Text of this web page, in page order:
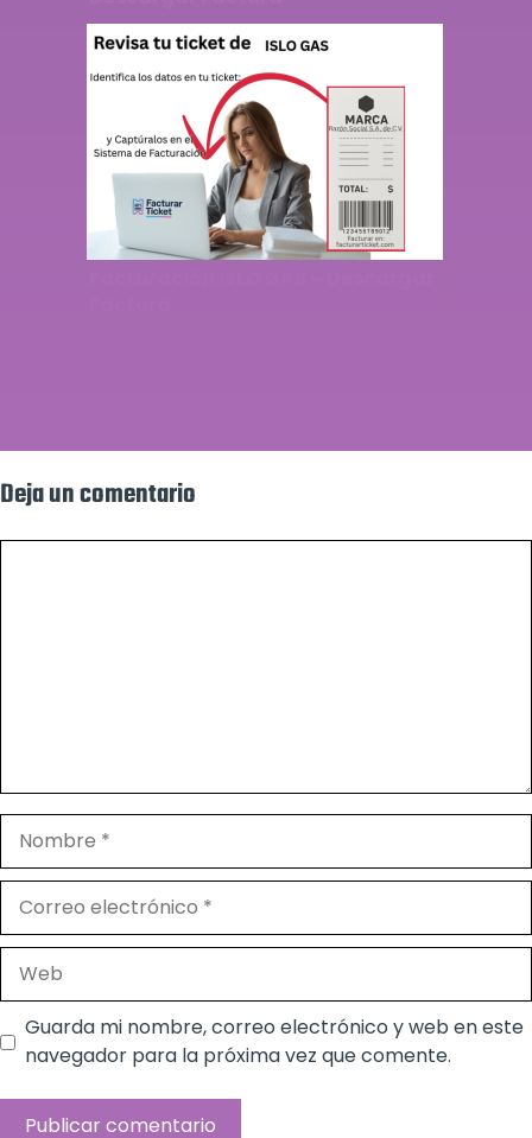
Deja un comentario
Nombre
electrónico
Guarda mi nombre, correo electrónico y web en este
navegador para la próxima vez que comente.